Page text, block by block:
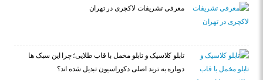
معرفی تشریفات لاکچری در تهران
تابلو کلاسیک و تابلو مخمل با قاب طلایی؛ چرا این سبک ها
دوباره به ترند اصلی دکوراسیون تبدیل شده اند؟